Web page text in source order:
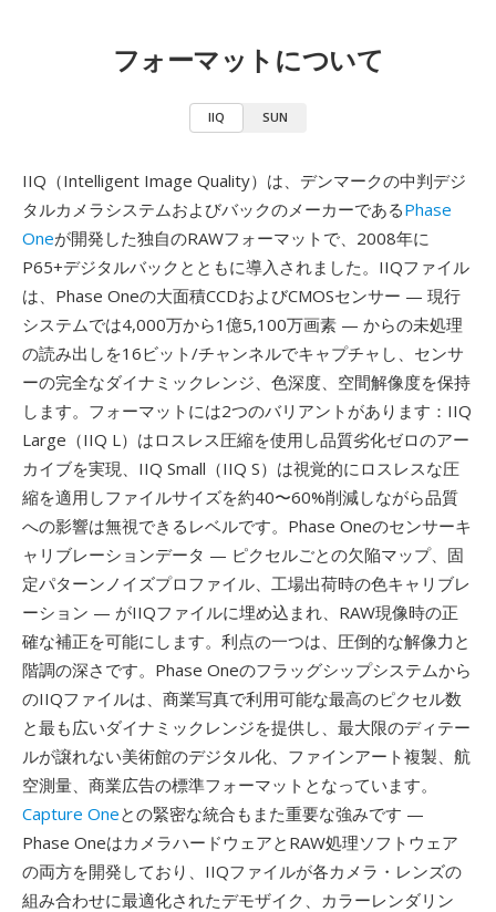
フォーマットについて
IIQ SUN
IIQ（Intelligent Image Quality）は、デンマークの中判デジ
タルカメラシステムおよびバックのメーカーであるPhase
Oneが開発した独自のRAWフォーマットで、2008年に
P65+デジタルバックとともに導入されました。IIQファイル
は、Phase Oneの大面積CCDおよびCMOSセンサー — 現行
システムでは4,000万から1億5,100万画素 — からの未処理
の読み出しを16ビット/チャンネルでキャプチャし、センサ
ーの完全なダイナミックレンジ、色深度、空間解像度を保持
します。フォーマットには2つのバリアントがあります：IIQ
Large（IIQ L）はロスレス圧縮を使用し品質劣化ゼロのアー
カイブを実現、IIQ Small（IIQ S）は視覚的にロスレスな圧
縮を適用しファイルサイズを約40〜60%削減しながら品質
への影響は無視できるレベルです。Phase Oneのセンサーキ
ャリブレーションデータ — ピクセルごとの欠陥マップ、固
定パターンノイズプロファイル、工場出荷時の色キャリブレ
ーション — がIIQファイルに埋め込まれ、RAW現像時の正
確な補正を可能にします。利点の一つは、圧倒的な解像力と
階調の深さです。Phase Oneのフラッグシップシステムから
のIIQファイルは、商業写真で利用可能な最高のピクセル数
と最も広いダイナミックレンジを提供し、最大限のディテー
ルが譲れない美術館のデジタル化、ファインアート複製、航
空測量、商業広告の標準フォーマットとなっています。
Capture Oneとの緊密な統合もまた重要な強みです —
Phase OneはカメラハードウェアとRAW処理ソフトウェア
の両方を開発しており、IIQファイルが各カメラ・レンズの
組み合わせに最適化されたデモザイク、カラーレンダリン